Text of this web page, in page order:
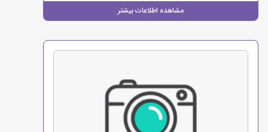
مشاهده اطلاعات بیشتر